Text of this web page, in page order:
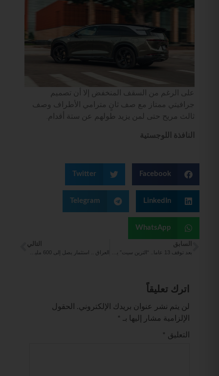
على الرغم من السقف المنخفض إلا أن تصميم
جرافيتي ممتاز مع صف ثانٍ مترامي الأطراف وصف
ثالث مريح حتى لمن يزيد طولهم عن ستة أقدام.
النافذة اللوجستية
Facebook
Twitter
LinkedIn
Telegram
WhatsApp
السابق التالي
اترك تعليقاً
لن يتم نشر عنوان بريدك الإلكتروني.
الحقول
الإلزامية مشار إليها بـ
*
التعليق *